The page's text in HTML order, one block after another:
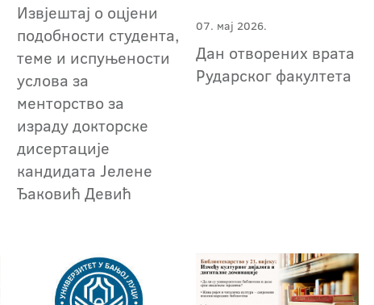
Извјештај о оцјени
подобности студента,
теме и испуњености
услова за
менторство за
израду докторске
дисертације
кандидата Јелене
Ђаковић Девић
07. мај 2026.
Дан отворених врата
Рударског факултета